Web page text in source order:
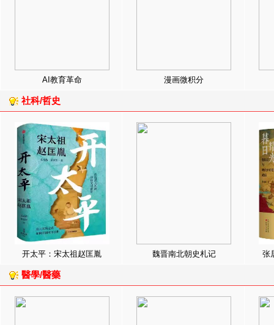
AI教育革命 漫画微积分
社科/哲史
开太平：宋太祖赵匡胤 魏晋南北朝史札记 张
醫學/醫藥